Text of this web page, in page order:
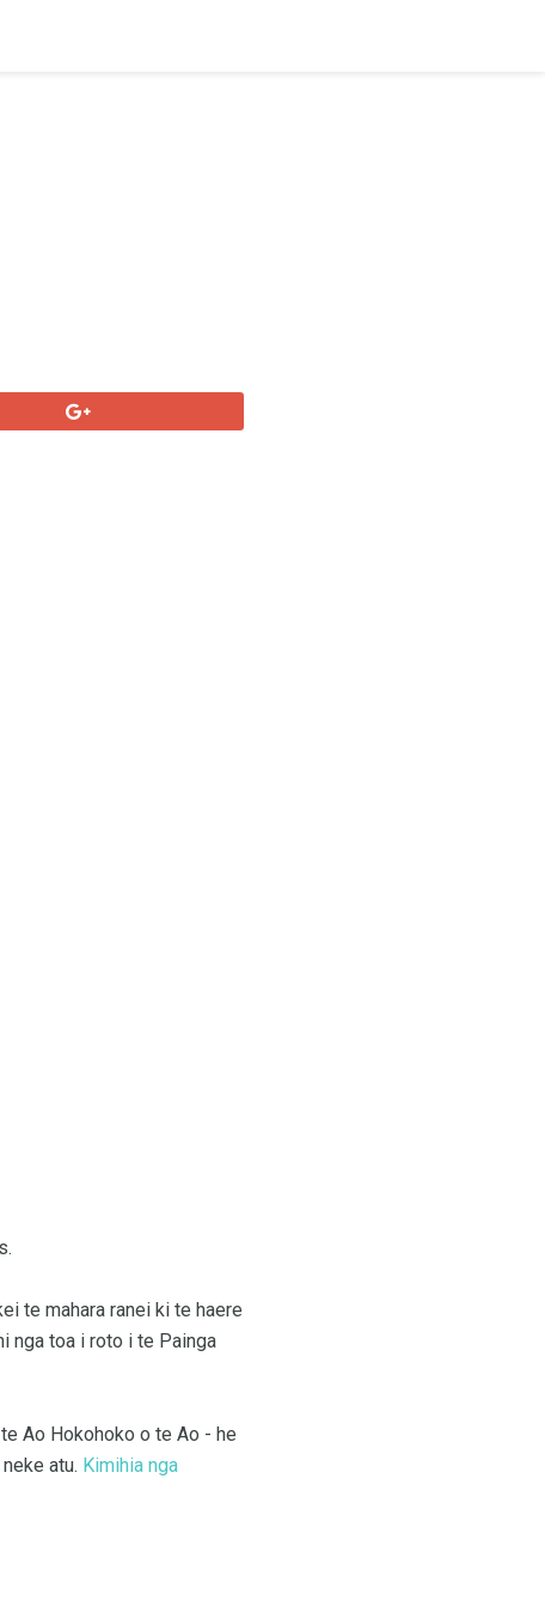
te mahara ranei ki te haere
nga toa i roto i te Painga
Ao Hokohoko o te Ao - he
atu. Kimihia nga